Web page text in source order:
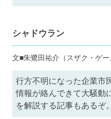
シャドウラン
文■朱鷺田祐介（スザク・ゲ
行方不明になった企業市
情報が絡んできて大騒動
を解説する記事もあるぞ。